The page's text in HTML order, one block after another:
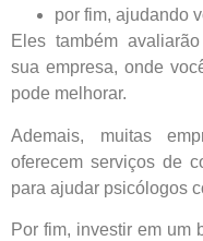
por fim, ajudando
Eles também
sua empresa, onde
pode melhorar.
Ademais, muitas
oferecem serviços de
para ajudar psicólogos
Por fim, investir em um